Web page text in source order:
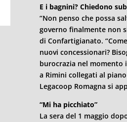
E i bagnini? Chiedono
“Non penso che possa
governo finalmente non
di Confartigianato.
nuovi concessionari?
burocrazia nel momento
a Rimini collegati al
Legacoop Romagna si
“Mi ha picchiato”
La sera del 1 maggio